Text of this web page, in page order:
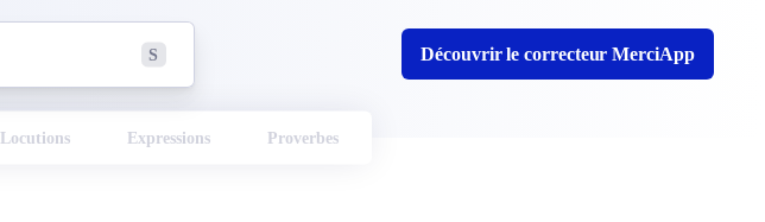
S Découvrir le correcteur MerciApp
Locutions Expressions Proverbes